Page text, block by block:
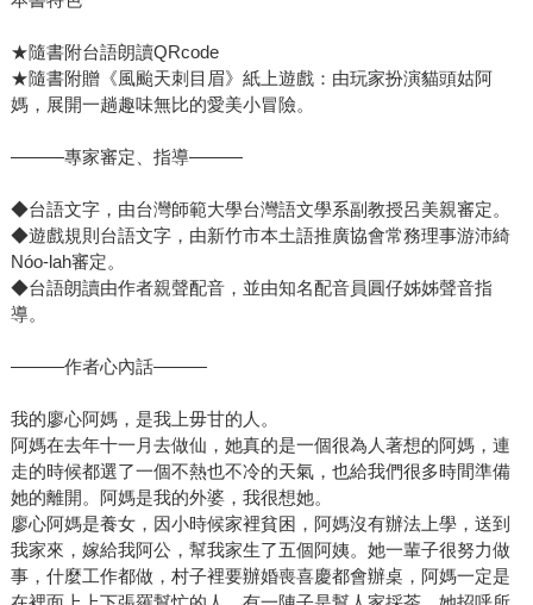
★隨書附台語朗讀QRcode
★隨書附贈《風颱天刺目眉》紙上遊戲：由玩家扮演貓頭姑阿
媽，展開一趟趣味無比的愛美小冒險。
———專家審定、指導———
◆台語文字，由台灣師範大學台灣語文學系副教授呂美親審定。
◆遊戲規則台語文字，由新竹市本土語推廣協會常務理事游沛綺
Nóo-lah審定。
◆台語朗讀由作者親聲配音，並由知名配音員圓仔姊姊聲音指
導。
———作者心內話———
我的廖心阿媽，是我上毋甘的人。
阿媽在去年十一月去做仙，她真的是一個很為人著想的阿媽，連
走的時候都選了一個不熱也不冷的天氣，也給我們很多時間準備
她的離開。阿媽是我的外婆，我很想她。
廖心阿媽是養女，因小時候家裡貧困，阿媽沒有辦法上學，送到
我家來，嫁給我阿公，幫我家生了五個阿姨。她一輩子很努力做
事，什麼工作都做，村子裡要辦婚喪喜慶都會辦桌，阿媽一定是